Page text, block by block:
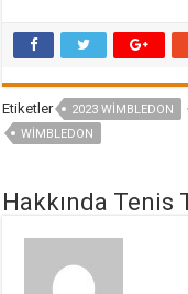
Etiketler 2023 WIMBLEDON
WIMBLEDON
Hakkında Tenis